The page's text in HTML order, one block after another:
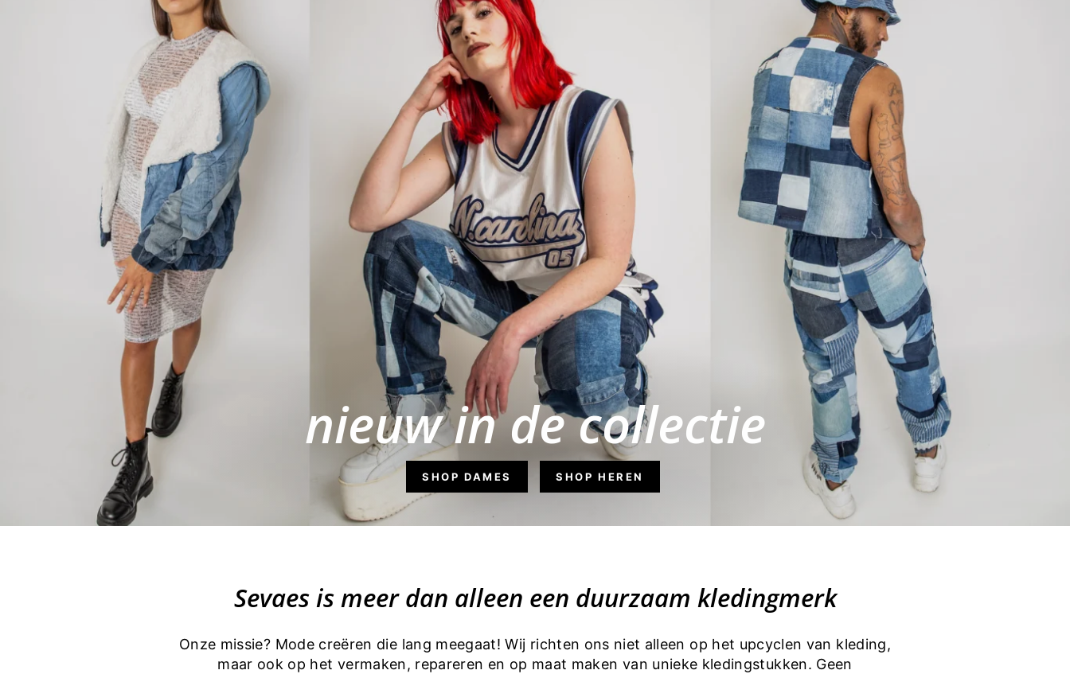
nieuw in de collectie
SHOP DAMES SHOP HEREN
Sevaes is meer dan alleen een duurzaam kledingmerk
Onze missie? Mode creëren die lang meegaat! Wij richten ons niet alleen op het upcyclen van kleding,
maar ook op het vermaken, repareren en op maat maken van unieke kledingstukken. Geen